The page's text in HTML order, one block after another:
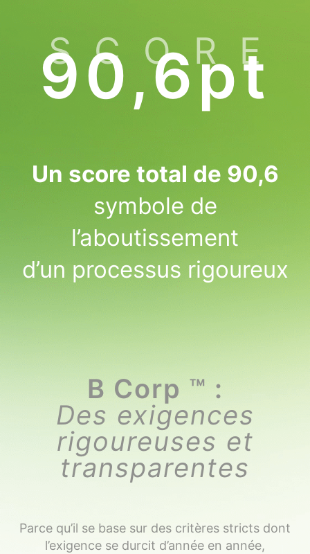
SCORE
90,6pt
Un score total de 90,6
symbole de
l’aboutissement
d’un processus rigoureux
B Corp ™ :
Des exigences
rigoureuses et
transparentes
Parce qu’il se base sur des critères stricts dont
l’exigence se durcit d’année en année,